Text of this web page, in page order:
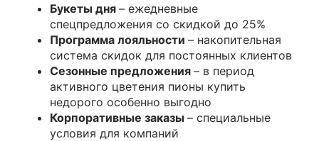
Букеты дня – ежедневные
спецпредложения со скидкой до 25%
Программа лояльности – накопительная
система скидок для постоянных клиентов
Сезонные предложения – в период
активного цветения пионы купить
недорого особенно выгодно
Корпоративные заказы – специальные
условия для компаний